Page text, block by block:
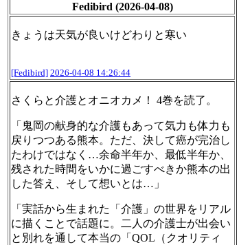
Fedibird (2026-04-08)
きょうは天気が良いけどわりと寒い
[Fedibird] 2026-04-08 14:26:44
さくらと介護とオニオカメ！ 4巻を読了。
「鬼岡の献身的な介護もあって気力も体力も
戻りつつある熊本。ただ、決して癌が完治し
たわけではなく…余命半年か、最低半年か、
残された時間をいかに過ごすべきか熊本の出
した答え、そして想いとは…」
「実話から生まれた「介護」の世界をリアル
に描くことで話題に。二人の介護士が出会い
と別れを通して本当の「QOL（クオリティ